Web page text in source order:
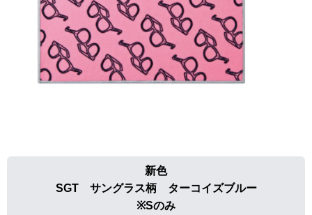
新色
SGT サングラス柄 ターコイズブルー
※Sのみ